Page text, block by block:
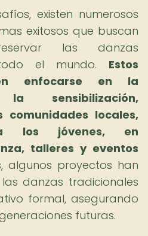
existen numerosos
exitosos que buscan
las danzas
el mundo. Estos
enfocarse en la
sensibilización,
comunidades locales,
a los jóvenes, en
talleres y eventos
algunos proyectos han
danzas tradicionales
formal, asegurando
futuras.